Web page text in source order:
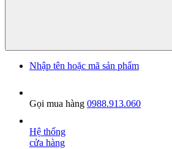
Nhập tên hoặc mã sản phẩm
Gọi mua hàng 0988.913.060
Hệ thống
cửa hàng